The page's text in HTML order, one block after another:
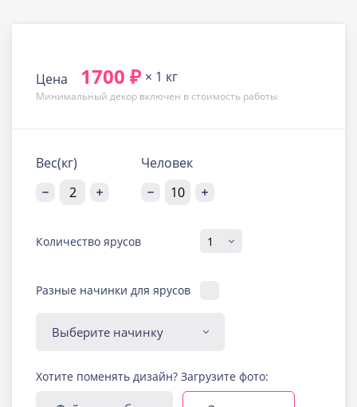
Цена 1700 ₽ × 1 кг
Минимальный декор включен в стоимость работы
Вес(кг) Человек
Количество ярусов
Разные начинки для ярусов
Диабетическая-
безглютеновая начинка
Узнать подробнее о начинке
Хотите поменять дизайн? Загрузите фото: